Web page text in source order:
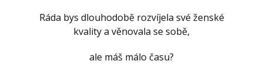
Ráda bys dlouhodobě rozvíjela své ženské
kvality a věnovala se sobě,
ale máš málo času?